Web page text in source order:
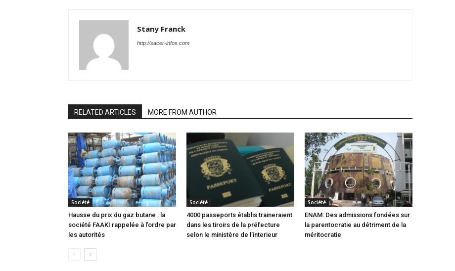
Stany Franck
http://sacer-infos.com
RELATED ARTICLES MORE FROM AUTHOR
Société
Hausse du prix du gaz butane : la
société FAAKI rappelée à l’ordre par
les autorités
Société
4000 passeports établis traineraient
dans les tiroirs de la préfecture
selon le ministère de l’interieur
Société
ENAM: Des admissions fondées sur
la parentocratie au détriment de la
méritocratie